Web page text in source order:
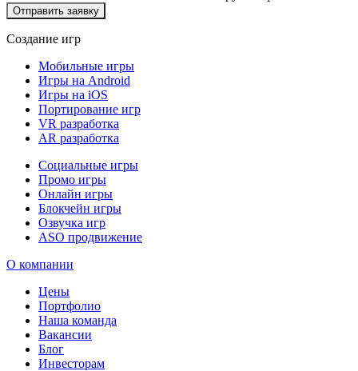
Отправить заявку
Создание игр
Мобильные игры
Игры на Android
Игры на iOS
Портирование игр
VR разработка
AR разработка
Социальные игры
Промо игры
Онлайн игры
Блокчейн игры
Озвучка игр
ASO продвижение
О компании
Цены
Портфолио
Наша команда
Вакансии
Блог
Инвесторам